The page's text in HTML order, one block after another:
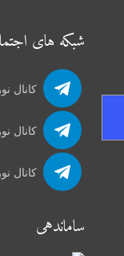
شبکه های
کانال
کانال
کانال
ساماندهی